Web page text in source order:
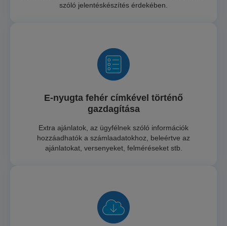
szóló jelentéskészítés érdekében.
E-nyugta fehér címkével történő
gazdagítása
Extra ajánlatok, az ügyfélnek szóló információk
hozzáadhatók a számlaadatokhoz, beleértve az
ajánlatokat, versenyeket, felméréseket stb.